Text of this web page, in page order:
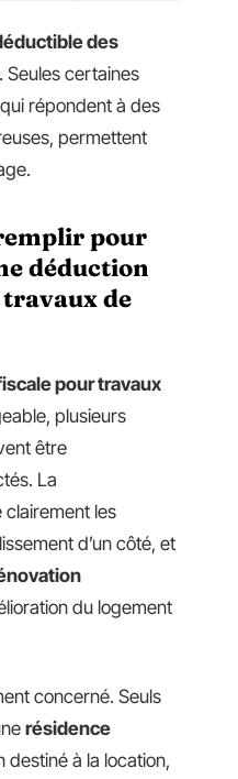
des
Seules certaines
répondent à des
permettent
pour
déduction
de
pour travaux
plusieurs
être
La
clairement les
d’un côté, et
du logement
concerné. Seuls
résidence
destiné à la location,